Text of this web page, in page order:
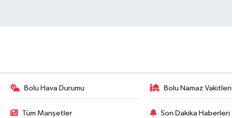
Bolu Hava Durumu Bolu Namaz Vakitleri
Tüm Manşetler Son Dakika Haberleri